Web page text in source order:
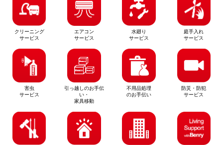
クリーニング
サービス
エアコン
サービス
水廻り
サービス
庭手入れ
サービス
害虫
サービス
引っ越しのお手伝
い・
家具移動
不用品処理
のお手伝い
防災・防犯
サービス